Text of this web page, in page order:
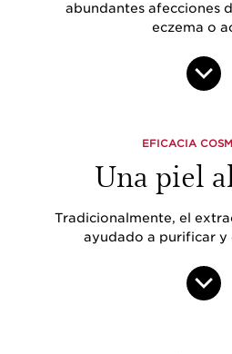
abundantes afecciones
eczema o
EFICACIA
Una piel
Tradicionalmente, el
ayudado a purificar y